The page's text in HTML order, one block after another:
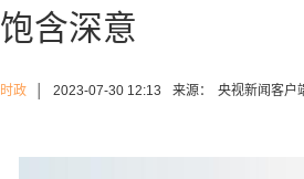
饱含深意
时政 2023-07-30 12:13 来源： 央视新闻客户